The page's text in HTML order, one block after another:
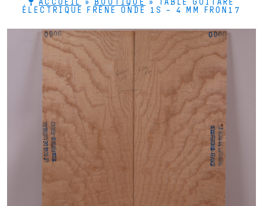
ACCUEIL »BOUTIQUE » TABLE GUITARE
ÉLECTRIQUE FRÊNE ONDÉ 1S – 4 MM FRON17